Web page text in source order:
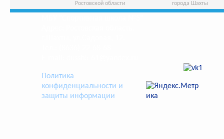
Ростовской области
города Шахты
Политика
конфиденциальности и
защиты информации